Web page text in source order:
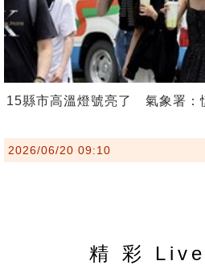
15縣市高溫燈號亮了 氣象署：
2026/06/20 09:10
精 彩